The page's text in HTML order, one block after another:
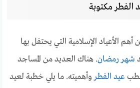
الفطر مكتوبة
أهم الأعياد الإسلامية التي يحتفل بها
شهر رمضان. هناك العديد من المساجد
عيد الفطر وأهميته. ما يلي خطبة لعيد